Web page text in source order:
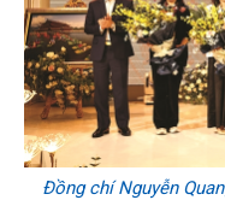
Đồng chí Nguyễn